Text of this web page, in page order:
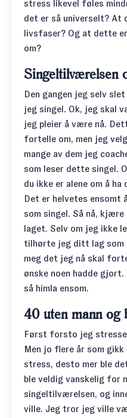
stress likevel føles
det er så universelt? At
livsfaser? Og at dette
om?
Singeltilværelsen
Den gangen jeg selv
jeg singel. Ok, jeg skal
jeg pleier å være nå.
fortelle om, men jeg
mange av dem jeg
som leser dette singel.
du ikke er alene om å
Det er helvetes ensomt
som singel. Så nå,
laget. Selv om jeg ikke
tilhørte jeg ditt lag som
meg det jeg nå skal
ønske noen hadde
så himla ensom.
40 uten mann og
Først forsto jeg
Men jo flere år som
stress, desto mer ble
ble veldig vanskelig for
singeltilværelsen, og
ville. Jeg tror jeg ville